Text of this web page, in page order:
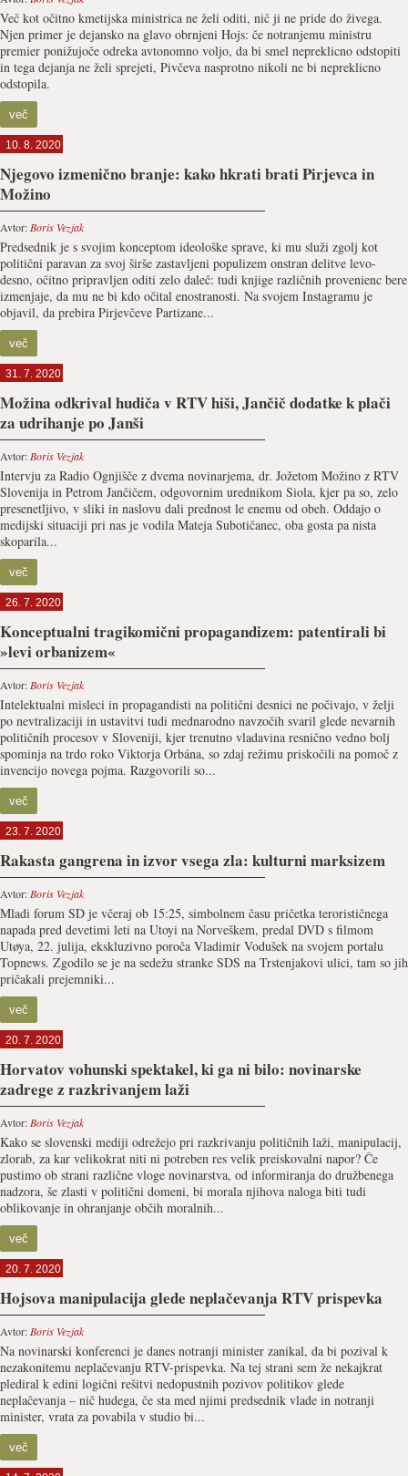
Več kot očitno kmetijska ministrica ne želi oditi, nič ji ne pride do živega.
Njen primer je dejansko na glavo obrnjeni Hojs: če notranjemu ministru
premier ponižujoče odreka avtonomno voljo, da bi smel nepreklicno odstopiti
in tega dejanja ne želi sprejeti, Pivčeva nasprotno nikoli ne bi nepreklicno
odstopila.
več
10. 8. 2020
Njegovo izmenično branje: kako hkrati brati Pirjevca in
Možino
Avtor: Boris Vezjak
Predsednik je s svojim konceptom ideološke sprave, ki mu služi zgolj kot
politični paravan za svoj širše zastavljeni populizem onstran delitve levo-
desno, očitno pripravljen oditi zelo daleč: tudi knjige različnih provenienc bere
izmenjaje, da mu ne bi kdo očital enostranosti. Na svojem Instagramu je
objavil, da prebira Pirjevčeve Partizane...
več
31. 7. 2020
Možina odkrival hudiča v RTV hiši, Jančič dodatke k plači
za udrihanje po Janši
Avtor: Boris Vezjak
Intervju za Radio Ognjišče z dvema novinarjema, dr. Jožetom Možino z RTV
Slovenija in Petrom Jančičem, odgovornim urednikom Siola, kjer pa so, zelo
presenetljivo, v sliki in naslovu dali prednost le enemu od obeh. Oddajo o
medijski situaciji pri nas je vodila Mateja Subotičanec, oba gosta pa nista
skoparila...
več
26. 7. 2020
Konceptualni tragikomični propagandizem: patentirali bi
»levi orbanizem«
Avtor: Boris Vezjak
Intelektualni misleci in propagandisti na politični desnici ne počivajo, v želji
po nevtralizaciji in ustavitvi tudi mednarodno navzočih svaril glede nevarnih
političnih procesov v Sloveniji, kjer trenutno vladavina resnično vedno bolj
spominja na trdo roko Viktorja Orbána, so zdaj režimu priskočili na pomoč z
invencijo novega pojma. Razgovorili so...
več
23. 7. 2020
Rakasta gangrena in izvor vsega zla: kulturni marksizem
Avtor: Boris Vezjak
Mladi forum SD je včeraj ob 15:25, simbolnem času pričetka terorističnega
napada pred devetimi leti na Utoyi na Norveškem, predal DVD s filmom
Utøya, 22. julija, ekskluzivno poroča Vladimir Vodušek na svojem portalu
Topnews. Zgodilo se je na sedežu stranke SDS na Trstenjakovi ulici, tam so jih
pričakali prejemniki...
več
20. 7. 2020
Horvatov vohunski spektakel, ki ga ni bilo: novinarske
zadrege z razkrivanjem laži
Avtor: Boris Vezjak
Kako se slovenski mediji odrežejo pri razkrivanju političnih laži, manipulacij,
zlorab, za kar velikokrat niti ni potreben res velik preiskovalni napor? Če
pustimo ob strani različne vloge novinarstva, od informiranja do družbenega
nadzora, še zlasti v politični domeni, bi morala njihova naloga biti tudi
oblikovanje in ohranjanje občih moralnih...
več
20. 7. 2020
Hojsova manipulacija glede neplačevanja RTV prispevka
Avtor: Boris Vezjak
Na novinarski konferenci je danes notranji minister zanikal, da bi pozival k
nezakonitemu neplačevanju RTV-prispevka. Na tej strani sem že nekajkrat
plediral k edini logični rešitvi nedopustnih pozivov politikov glede
neplačevanja – nič hudega, če sta med njimi predsednik vlade in notranji
minister, vrata za povabila v studio bi...
več